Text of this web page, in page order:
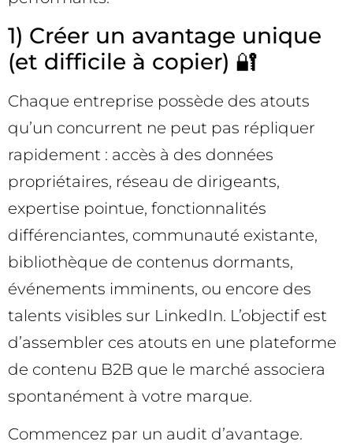
1) Créer un avantage unique
(et difficile à copier) 🔐
Chaque entreprise possède des atouts
qu’un concurrent ne peut pas répliquer
rapidement : accès à des données
propriétaires, réseau de dirigeants,
expertise pointue, fonctionnalités
différenciantes, communauté existante,
bibliothèque de contenus dormants,
événements imminents, ou encore des
talents visibles sur LinkedIn. L’objectif est
d’assembler ces atouts en une plateforme
de contenu B2B que le marché associera
spontanément à votre marque.
Commencez par un audit d’avantage.